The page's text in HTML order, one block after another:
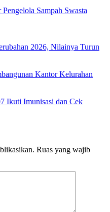
Sampah Swasta
2026, Nilainya Turun
Kantor Kelurahan
Ikuti Imunisasi dan Cek
Ruas yang wajib